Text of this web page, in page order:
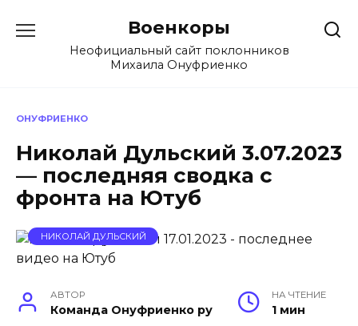
содержанию
Военкоры
Неофициальный сайт поклонников
Михаила Онуфриенко
ОНУФРИЕНКО
Николай Дульский 3.07.2023
— последняя сводка с
фронта на Ютуб
НИКОЛАЙ ДУЛЬСКИЙ
АВТОР
Команда Онуфриенко ру
НА ЧТЕНИЕ
1 мин